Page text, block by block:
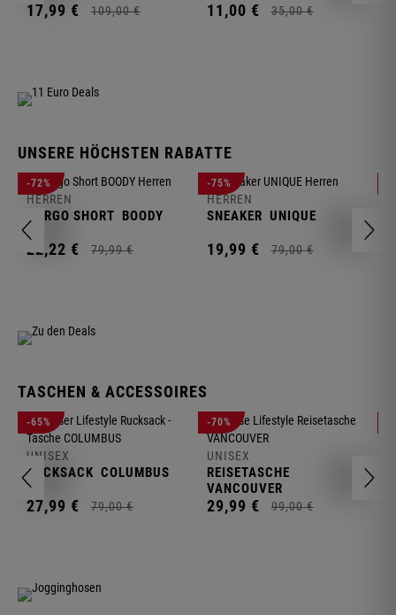
17,99 € 109,00 € 11,00 € 35,00 €
UNSERE HÖCHSTEN RABATTE
-72%
HERREN
CARGO SHORT BOODY
22,22 € 79,99 €
-75%
HERREN
SNEAKER UNIQUE
19,99 € 79,00 €
TASCHEN & ACCESSOIRES
-65%
UNISEX
RUCKSACK COLUMBUS
27,99 € 79,00 €
-70%
UNISEX
REISETASCHE
VANCOUVER
29,99 € 99,00 €